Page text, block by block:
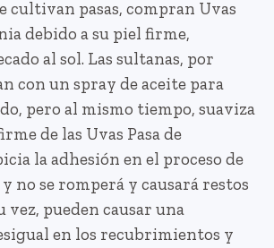
cultivan pasas, compran Uvas
debido a su piel firme,
al sol. Las sultanas, por
con un spray de aceite para
pero al mismo tiempo, suaviza
de las Uvas Pasa de
la adhesión en el proceso de
no se romperá y causará restos
vez, pueden causar una
en los recubrimientos y